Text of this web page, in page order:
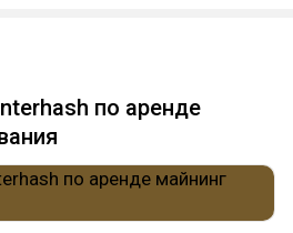
по аренде